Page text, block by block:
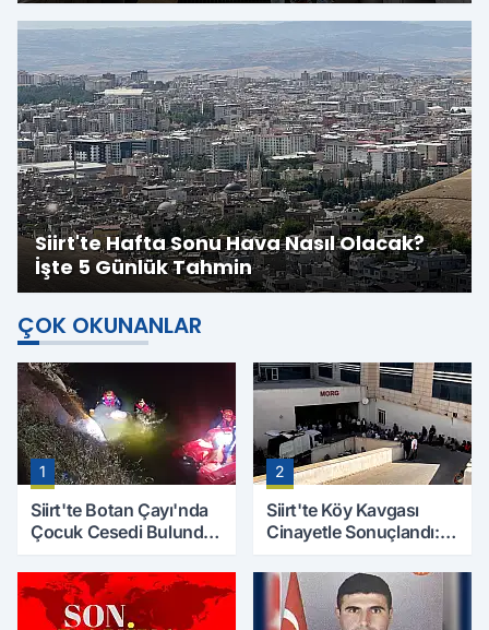
Değerlendirildi
Siirt'te Hafta Sonu Hava Nasıl Olacak?
İşte 5 Günlük Tahmin
ÇOK OKUNANLAR
1
Siirt'te Botan Çayı'nda
Çocuk Cesedi Bulundu:
Çalışmaları Başlıyor
2
Siirt'te Köy Kavgası
Cinayetle Sonuçlandı:
Kaybetti